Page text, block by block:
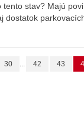
stav? Majú
dostatok
30 ... 42 43